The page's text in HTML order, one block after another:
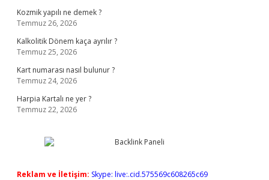
Kozmik yapılı ne demek ?
Temmuz 26, 2026
Kalkolitik Dönem kaça ayrılır ?
Temmuz 25, 2026
Kart numarası nasıl bulunur ?
Temmuz 24, 2026
Harpia Kartalı ne yer ?
Temmuz 22, 2026
Reklam ve İletişim: Skype: live:.cid.575569c608265c69